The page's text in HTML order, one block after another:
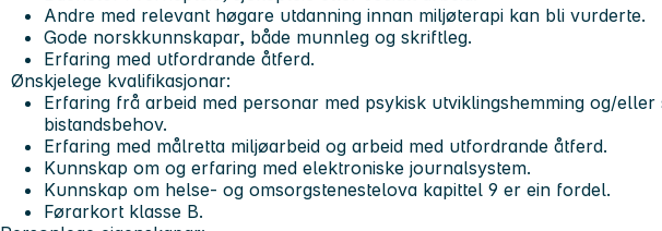
Andre med relevant høgare utdanning innan miljøterapi kan bli vurderte.
Gode norskkunnskapar, både munnleg og skriftleg.
Erfaring med utfordrande åtferd.
Ønskjelege kvalifikasjonar:
Erfaring frå arbeid med personar med psykisk utviklingshemming og/eller
bistandsbehov.
Erfaring med målretta miljøarbeid og arbeid med utfordrande åtferd.
Kunnskap om og erfaring med elektroniske journalsystem.
Kunnskap om helse- og omsorgstenestelova kapittel 9 er ein fordel.
Førarkort klasse B.